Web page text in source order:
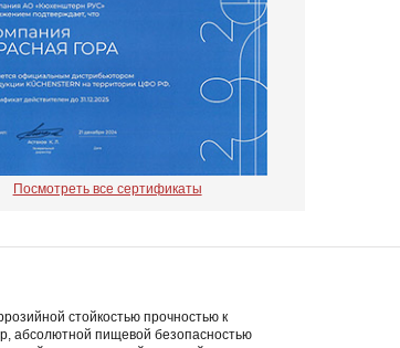
Посмотреть все сертификаты
стойкостью прочностью к
абсолютной пищевой безопасностью